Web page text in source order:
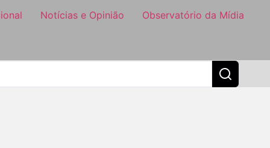
Notícias e Opinião Observatório da Mídia